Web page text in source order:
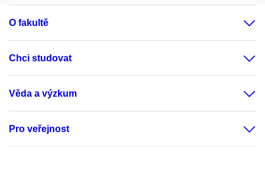
O fakultě
Chci studovat
Věda a výzkum
Pro veřejnost